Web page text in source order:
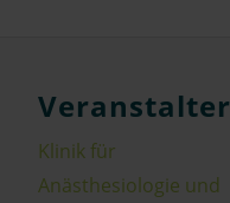
Veranstalter
Klinik für
Anästhesiologie und